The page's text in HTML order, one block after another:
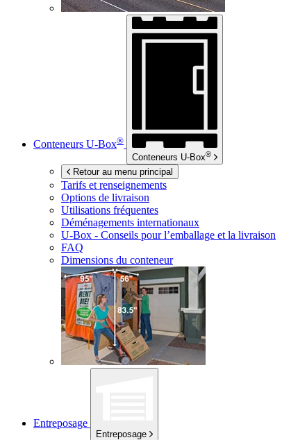
Conteneurs U-Box®
Conteneurs U-Box®
Retour au menu principal
Tarifs et renseignements
Options de livraison
Utilisations fréquentes
Déménagements internationaux
U-Box - Conseils pour l’emballage et la livraison
FAQ
Dimensions du conteneur
Entreposage
Entreposage